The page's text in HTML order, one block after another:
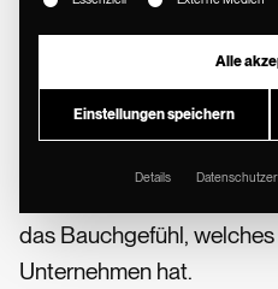
Was ist
Definition,
Beispiele
das Bauchgefühl,
Unternehmen hat.
Alle
Einstellungen speichern
Details